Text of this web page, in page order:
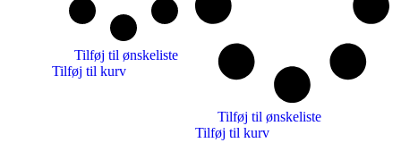
Tilføj til ønskeliste
Tilføj til kurv
Tilføj til ønskeliste
Tilføj til kurv